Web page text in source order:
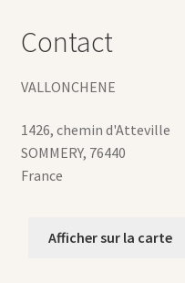
Contact
VALLONCHENE
1426, chemin d'Atteville
SOMMERY, 76440
France
Afficher sur la carte